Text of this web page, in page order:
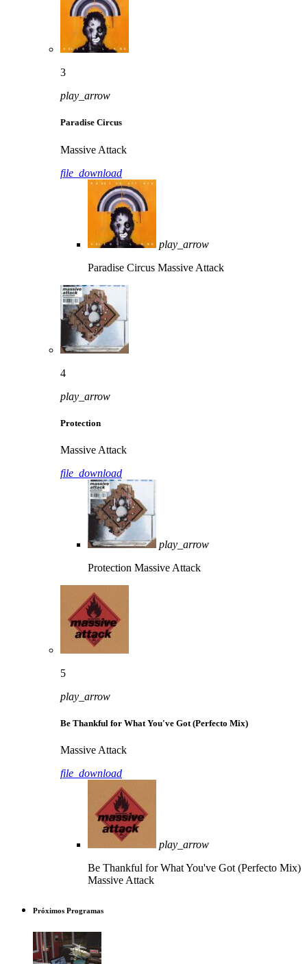
3
play_arrow
Paradise Circus
Massive Attack
file_download
play_arrow
Paradise Circus Massive Attack
4
play_arrow
Protection
Massive Attack
file_download
play_arrow
Protection Massive Attack
5
play_arrow
Be Thankful for What You've Got (Perfecto Mix)
Massive Attack
file_download
play_arrow
Be Thankful for What You've Got (Perfecto Mix)
Massive Attack
Próximos Programas